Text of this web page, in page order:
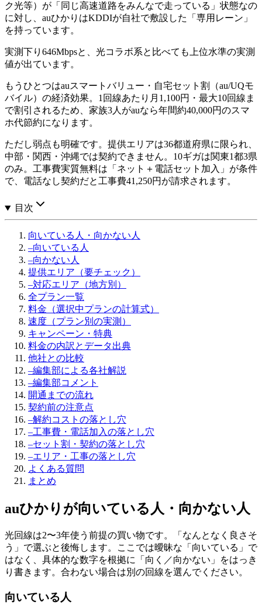
ク光等）が「同じ高速道路をみんなで走っている」状態なの
に対し、auひかりはKDDIが自社で敷設した「専用レーン」
を持っています。
実測下り646Mbpsと、光コラボ系と比べても上位水準の実測
値が出ています。
もうひとつはauスマートバリュー・自宅セット割（au/UQモ
バイル）の経済効果。1回線あたり月1,100円・最大10回線ま
で割引されるため、家族3人がauなら年間約40,000円のスマ
ホ代節約になります。
ただし弱点も明確です。提供エリアは36都道府県に限られ、
中部・関西・沖縄では契約できません。10ギガは関東1都3県
のみ。工事費実質無料は「ネット＋電話セット加入」が条件
で、電話なし契約だと工事費41,250円が請求されます。
目次
向いている人・向かない人
–向いている人
–向かない人
提供エリア（要チェック）
–対応エリア（地方別）
全プラン一覧
料金（選択中プランの計算式）
速度（プラン別の実測）
キャンペーン・特典
料金の内訳とデータ出典
他社との比較
–編集部による各社解説
–編集部コメント
開通までの流れ
契約前の注意点
–解約コストの落とし穴
–工事費・電話加入の落とし穴
–セット割・契約の落とし穴
–エリア・工事の落とし穴
よくある質問
まとめ
auひかり が向いている人・向かない人
光回線は2〜3年使う前提の買い物です。「なんとなく良さそ
う」で選ぶと後悔します。ここでは曖昧な「向いている」で
はなく、具体的な数字を根拠に「向く／向かない」をはっき
り書きます。合わない場合は別の回線を選んでください。
向いている人